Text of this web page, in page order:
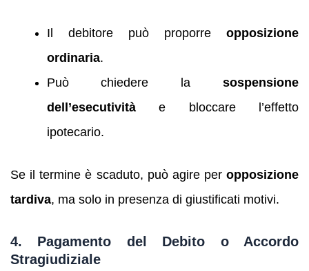
Il debitore può proporre opposizione
ordinaria.
Può chiedere la sospensione
dell’esecutivitàe bloccare l’effetto
ipotecario.
Se il termine è scaduto, può agire per opposizione
tardiva, ma solo in presenza di giustificati motivi.
4. Pagamento del Debito o Accordo
Stragiudiziale